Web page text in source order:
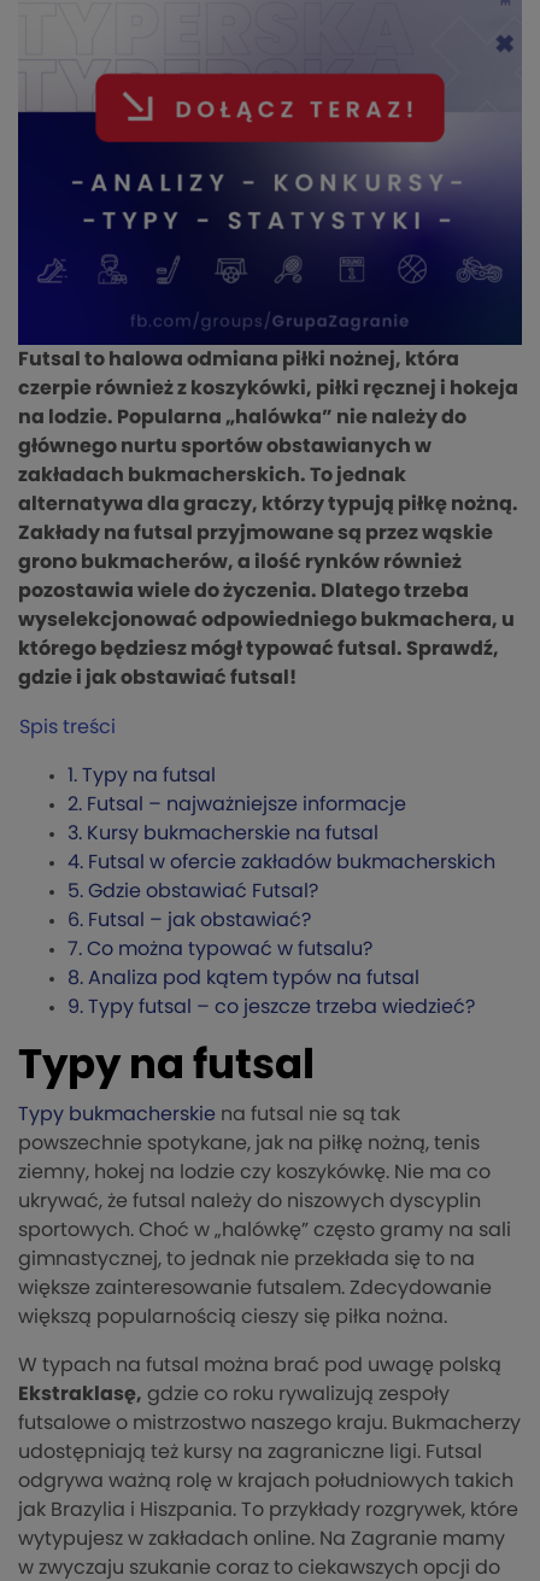
Futsal to halowa odmiana piłki nożnej, która
czerpie również z koszykówki, piłki ręcznej i hokeja
na lodzie. Popularna „halówka” nie należy do
głównego nurtu sportów obstawianych w
zakładach bukmacherskich. To jednak
alternatywa dla graczy, którzy typują piłkę nożną.
Zakłady na futsal przyjmowane są przez wąskie
grono bukmacherów, a ilość rynków również
pozostawia wiele do życzenia. Dlatego trzeba
wyselekcjonować odpowiedniego bukmachera, u
którego będziesz mógł typować futsal. Sprawdź,
gdzie i jak obstawiać futsal!
Spis treści
1. Typy na futsal
2. Futsal – najważniejsze informacje
3. Kursy bukmacherskie na futsal
4. Futsal w ofercie zakładów bukmacherskich
5. Gdzie obstawiać Futsal?
6. Futsal – jak obstawiać?
7. Co można typować w futsalu?
8. Analiza pod kątem typów na futsal
9. Typy futsal – co jeszcze trzeba wiedzieć?
Typy na futsal
Typy bukmacherskie na futsal nie są tak
powszechnie spotykane, jak na piłkę nożną, tenis
ziemny, hokej na lodzie czy koszykówkę. Nie ma co
ukrywać, że futsal należy do niszowych dyscyplin
sportowych. Choć w „halówkę” często gramy na sali
gimnastycznej, to jednak nie przekłada się to na
większe zainteresowanie futsalem. Zdecydowanie
większą popularnością cieszy się piłka nożna.
W typach na futsal można brać pod uwagę polską
Ekstraklasę, gdzie co roku rywalizują zespoły
futsalowe o mistrzostwo naszego kraju. Bukmacherzy
udostępniają też kursy na zagraniczne ligi. Futsal
odgrywa ważną rolę w krajach południowych takich
jak Brazylia i Hiszpania. To przykłady rozgrywek, które
wytypujesz w zakładach online. Na Zagranie mamy
w zwyczaju szukanie coraz to ciekawszych opcji do